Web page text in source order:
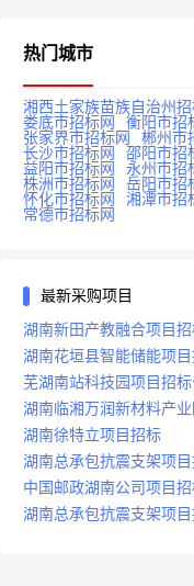
热门城市
湘西土家族苗族自治州招
娄底市招标网
衡阳市招
张家界市招标网
郴州市
长沙市招标网
邵阳市招
益阳市招标网
永州市招
株洲市招标网
岳阳市招
怀化市招标网
湘潭市招
常德市招标网
最新采购项目
湖南新田产教融合项目
湖南花垣县智能储能项
芜湖南站科技园项目招
湖南临湘万润新材料产
湖南徐特立项目招标
湖南总承包抗震支架项
中国邮政湖南公司项目
湖南总承包抗震支架项